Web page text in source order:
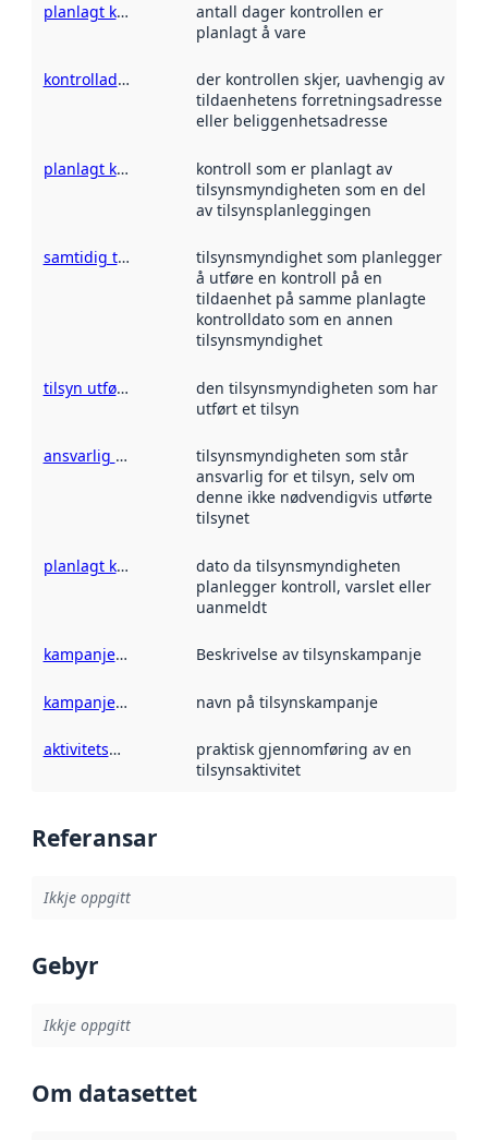
planlagt kontrollvarighet
antall dager kontrollen er
planlagt å vare
kontrolladresse
der kontrollen skjer, uavhengig av
tildaenhetens forretningsadresse
eller beliggenhetsadresse
planlagt kontroll
kontroll som er planlagt av
tilsynsmyndigheten som en del
av tilsynsplanleggingen
samtidig tilsynsmyndighet
tilsynsmyndighet som planlegger
å utføre en kontroll på en
tildaenhet på samme planlagte
kontrolldato som en annen
tilsynsmyndighet
tilsyn utført av
den tilsynsmyndigheten som har
utført et tilsyn
ansvarlig tilsynsmyndighet
tilsynsmyndigheten som står
ansvarlig for et tilsyn, selv om
denne ikke nødvendigvis utførte
tilsynet
planlagt kontrolldato
dato da tilsynsmyndigheten
planlegger kontroll, varslet eller
uanmeldt
kampanjebeskrivelse Beskrivelse av tilsynskampanje
kampanjenavn navn på tilsynskampanje
aktivitetsutførelse
praktisk gjennomføring av en
tilsynsaktivitet
Referansar
Ikkje oppgitt
Gebyr
Ikkje oppgitt
Om datasettet